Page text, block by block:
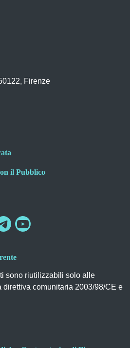
Firenze
il Pubblico
sono riutilizzabili solo alle
comunitaria 2003/98/CE e